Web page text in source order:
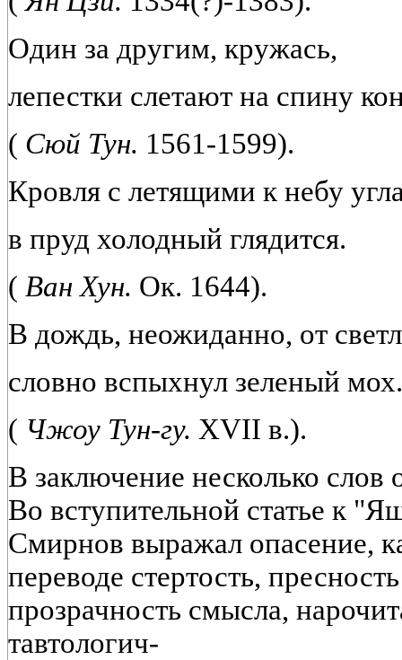
Один за другим, кружась,
лепестки слетают на спину
( Сюй Тун. 1561-1599).
Кровля с летящими к небу
в пруд холодный глядится.
( Ван Хун. Ок. 1644).
В дождь, неожиданно, от
словно вспыхнул зеленый мох.
( Чжоу Тун-гу. XVII в.).
В заключение несколько слов
Во вступительной статье к
Смирнов выражал опасение,
переводе стертость,
прозрачность смысла,
тавтологич-